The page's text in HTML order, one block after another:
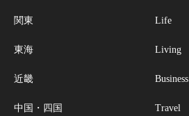
関東
東海
近畿
中国・四国
Life
Living
Business
Travel